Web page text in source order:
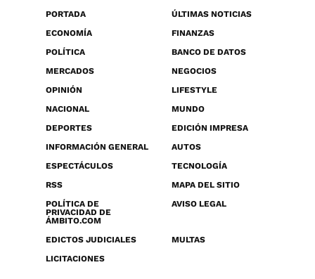
PORTADA
ÚLTIMAS NOTICIAS
ECONOMÍA
FINANZAS
POLÍTICA
BANCO DE DATOS
MERCADOS
NEGOCIOS
OPINIÓN
LIFESTYLE
NACIONAL
MUNDO
DEPORTES
EDICIÓN IMPRESA
INFORMACIÓN GENERAL
AUTOS
ESPECTÁCULOS
TECNOLOGÍA
RSS
MAPA DEL SITIO
POLÍTICA DE
PRIVACIDAD DE
ÁMBITO.COM
AVISO LEGAL
EDICTOS JUDICIALES
MULTAS
LICITACIONES